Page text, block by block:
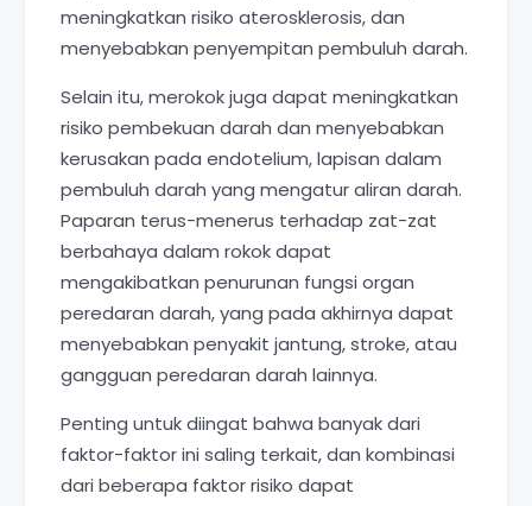
meningkatkan risiko aterosklerosis, dan
menyebabkan penyempitan pembuluh darah.
Selain itu, merokok juga dapat meningkatkan
risiko pembekuan darah dan menyebabkan
kerusakan pada endotelium, lapisan dalam
pembuluh darah yang mengatur aliran darah.
Paparan terus-menerus terhadap zat-zat
berbahaya dalam rokok dapat
mengakibatkan penurunan fungsi organ
peredaran darah, yang pada akhirnya dapat
menyebabkan penyakit jantung, stroke, atau
gangguan peredaran darah lainnya.
Penting untuk diingat bahwa banyak dari
faktor-faktor ini saling terkait, dan kombinasi
dari beberapa faktor risiko dapat